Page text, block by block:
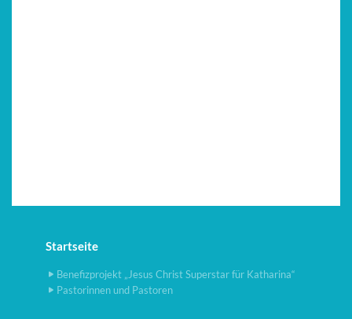
Startseite
Benefizprojekt „Jesus Christ Superstar für Katharina“
Pastorinnen und Pastoren